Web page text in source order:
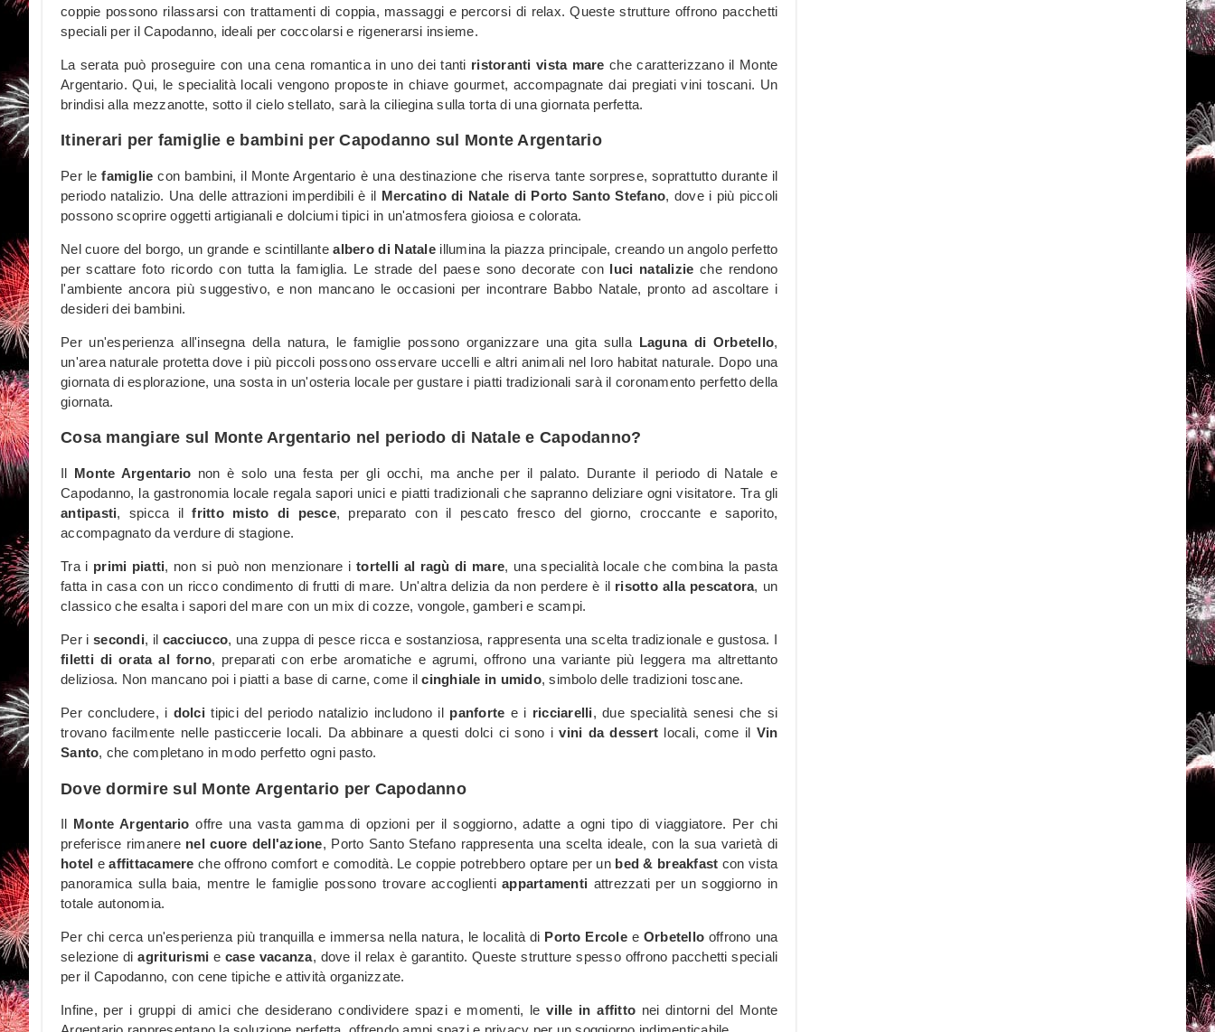
coppie possono rilassarsi con trattamenti di coppia, massaggi e percorsi di relax. Queste strutture offrono pacchetti
speciali per il Capodanno, ideali per coccolarsi e rigenerarsi insieme.
La serata può proseguire con una cena romantica in uno dei tanti ristoranti vista mare che caratterizzano il Monte
Argentario. Qui, le specialità locali vengono proposte in chiave gourmet, accompagnate dai pregiati vini toscani. Un
brindisi alla mezzanotte, sotto il cielo stellato, sarà la ciliegina sulla torta di una giornata perfetta.
Itinerari per famiglie e bambini per Capodanno sul Monte Argentario
Per lefamiglie con bambini, il Monte Argentario è una destinazione che riserva tante sorprese, soprattutto durante il
periodo natalizio. Una delle attrazioni imperdibili è il Mercatino di Natale di Porto Santo Stefano, dove i più piccoli
possono scoprire oggetti artigianali e dolciumi tipici in un'atmosfera gioiosa e colorata.
Nel cuore del borgo, un grande e scintillantealbero di Nataleillumina la piazza principale, creando un angolo perfetto
per scattare foto ricordo con tutta la famiglia. Le strade del paese sono decorate con luci natalizie che rendono
l'ambiente ancora più suggestivo, e non mancano le occasioni per incontrare Babbo Natale, pronto ad ascoltare i
desideri dei bambini.
Per un'esperienza all'insegna della natura, le famiglie possono organizzare una gita sulla Laguna di Orbetello,
un'area naturale protetta dove i più piccoli possono osservare uccelli e altri animali nel loro habitat naturale. Dopo una
giornata di esplorazione, una sosta in un'osteria locale per gustare i piatti tradizionali sarà il coronamento perfetto della
giornata.
Cosa mangiare sul Monte Argentario nel periodo di Natale e Capodanno?
Il Monte Argentario non è solo una festa per gli occhi, ma anche per il palato. Durante il periodo di Natale e
Capodanno, la gastronomia locale regala sapori unici e piatti tradizionali che sapranno deliziare ogni visitatore. Tra gli
antipasti, spicca ilfritto misto di pesce, preparato con il pescato fresco del giorno, croccante e saporito,
accompagnato da verdure di stagione.
Tra i primi piatti, non si può non menzionare itortelli al ragù di mare, una specialità locale che combina la pasta
fatta in casa con un ricco condimento di frutti di mare. Un'altra delizia da non perdere è il risotto alla pescatora, un
classico che esalta i sapori del mare con un mix di cozze, vongole, gamberi e scampi.
Per isecondi, il cacciucco, una zuppa di pesce ricca e sostanziosa, rappresenta una scelta tradizionale e gustosa. I
filetti di orata al forno, preparati con erbe aromatiche e agrumi, offrono una variante più leggera ma altrettanto
deliziosa. Non mancano poi i piatti a base di carne, come ilcinghiale in umido, simbolo delle tradizioni toscane.
Per concludere, i dolci tipici del periodo natalizio includono il panforte e i ricciarelli, due specialità senesi che si
trovano facilmente nelle pasticcerie locali. Da abbinare a questi dolci ci sono ivini da dessert locali, come il Vin
Santo, che completano in modo perfetto ogni pasto.
Dove dormire sul Monte Argentario per Capodanno
Il Monte Argentario offre una vasta gamma di opzioni per il soggiorno, adatte a ogni tipo di viaggiatore. Per chi
preferisce rimanere nel cuore dell'azione, Porto Santo Stefano rappresenta una scelta ideale, con la sua varietà di
hotel eaffittacamere che offrono comfort e comodità. Le coppie potrebbero optare per un bed & breakfast con vista
panoramica sulla baia, mentre le famiglie possono trovare accoglientiappartamenti attrezzati per un soggiorno in
totale autonomia.
Per chi cerca un'esperienza più tranquilla e immersa nella natura, le località di Porto Ercolee Orbetello offrono una
selezione diagriturismi e case vacanza, dove il relax è garantito. Queste strutture spesso offrono pacchetti speciali
per il Capodanno, con cene tipiche e attività organizzate.
Infine, per i gruppi di amici che desiderano condividere spazi e momenti, leville in affitto nei dintorni del Monte